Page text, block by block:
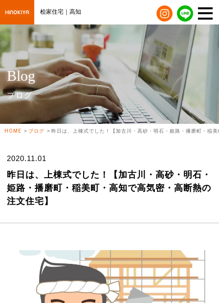
桧家住宅｜高知
Blog
ブログ
HOME ブログ 昨日は、上棟式でした！【加古川・高砂・明石・姫路・播磨町・稲美町・高知
2020.11.01
昨日は、上棟式でした！【加古川・高砂・明石・
姫路・播磨町・稲美町・高知で高気密・高断熱の
注文住宅】